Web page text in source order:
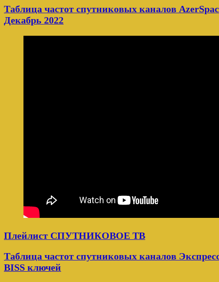
Таблица частот спутниковых каналов
Декабрь 2022
Плейлист СПУТНИКОВОЕ ТВ
Таблица частот спутниковых каналов
BISS ключей